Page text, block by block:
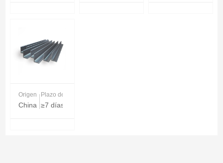
Origen
China
Plazo de entrega
≥7 días